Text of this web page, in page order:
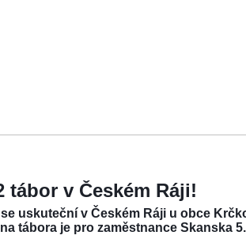
tábor v Českém Ráji!
uskuteční v Českém Ráji u obce
tábora je pro zaměstnance Skanska